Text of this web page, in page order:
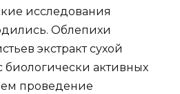
исследования
Облепихи
экстракт сухой
активных
проведение